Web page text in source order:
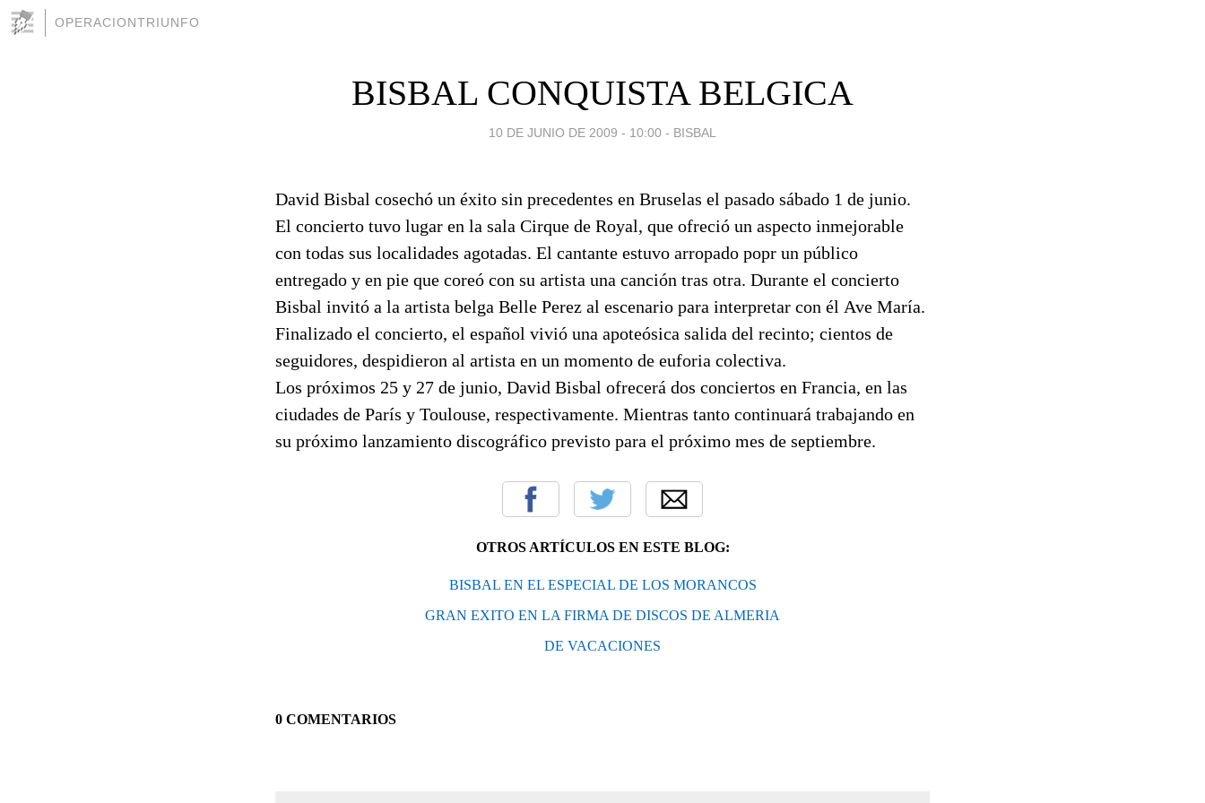
OPERACIONTRIUNFO
BISBAL CONQUISTA BELGICA
10 DE JUNIO DE 2009 - 10:00 - BISBAL
David Bisbal cosechó un éxito sin precedentes en Bruselas el pasado sábado 1 de junio.
El concierto tuvo lugar en la sala Cirque de Royal, que ofreció un aspecto inmejorable
con todas sus localidades agotadas. El cantante estuvo arropado popr un público
entregado y en pie que coreó con su artista una canción tras otra. Durante el concierto
Bisbal invitó a la artista belga Belle Perez al escenario para interpretar con él Ave María.
Finalizado el concierto, el español vivió una apoteósica salida del recinto; cientos de
seguidores, despidieron al artista en un momento de euforia colectiva.
Los próximos 25 y 27 de junio, David Bisbal ofrecerá dos conciertos en Francia, en las
ciudades de París y Toulouse, respectivamente. Mientras tanto continuará trabajando en
su próximo lanzamiento discográfico previsto para el próximo mes de septiembre.
OTROS ARTÍCULOS EN ESTE BLOG:
BISBAL EN EL ESPECIAL DE LOS MORANCOS
GRAN EXITO EN LA FIRMA DE DISCOS DE ALMERIA
DE VACACIONES
0 COMENTARIOS